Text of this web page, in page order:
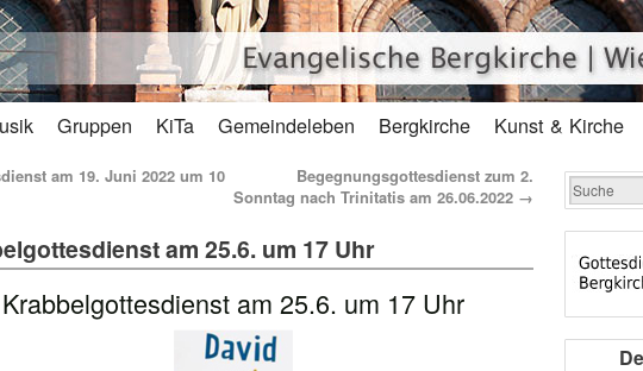
Gruppen KiTa Gemeindeleben Bergkirche Kunst & Kirche
am 19. Juni 2022 um 10
Begegnungsgottesdienst zum 2.
Sonntag nach Trinitatis am 26.06.2022 →
am 25.6. um 17 Uhr
Krabbelgottesdienst am 25.6. um 17 Uhr